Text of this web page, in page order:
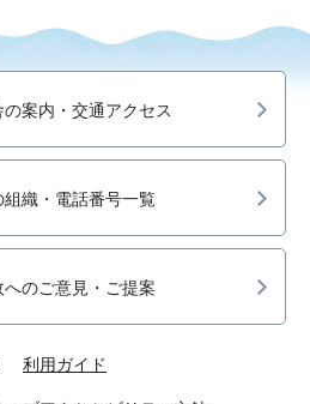
の案内・交通アクセス
組織・電話番号一覧
へのご意見・ご提案
利用ガイド